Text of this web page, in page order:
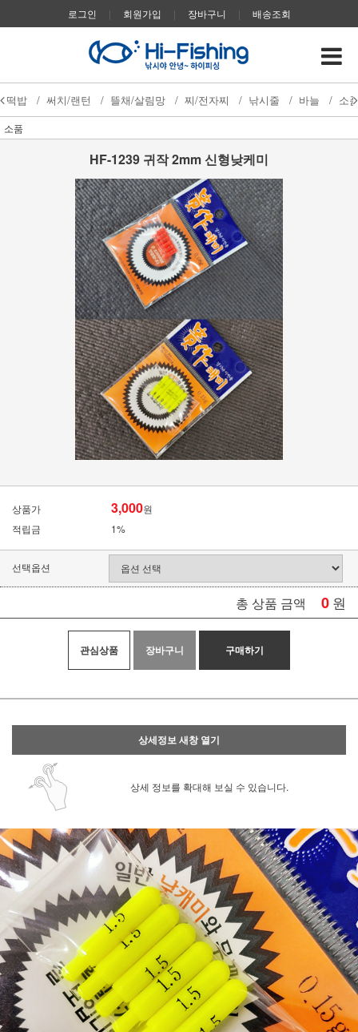
로그인 | 회원가입 | 장바구니 | 배송조회
떡밥 / 써치/랜턴 / 뜰채/살림망 / 찌/전자찌 / 낚시줄 / 바늘 / 소
소품
HF-1239 귀작 2mm 신형낮케미
상품가 3,000원
적립금
1%
선택옵션
총 상품 금액 0 원
관심상품 장바구니 구매하기
상세정보 새창 열기
상세 정보를 확대해 보실 수 있습니다.